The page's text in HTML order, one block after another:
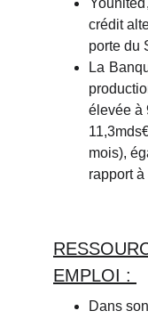
Younited
crédit
porte du
La
élevée à
mois),
rapport
EMPLOI :
Dans